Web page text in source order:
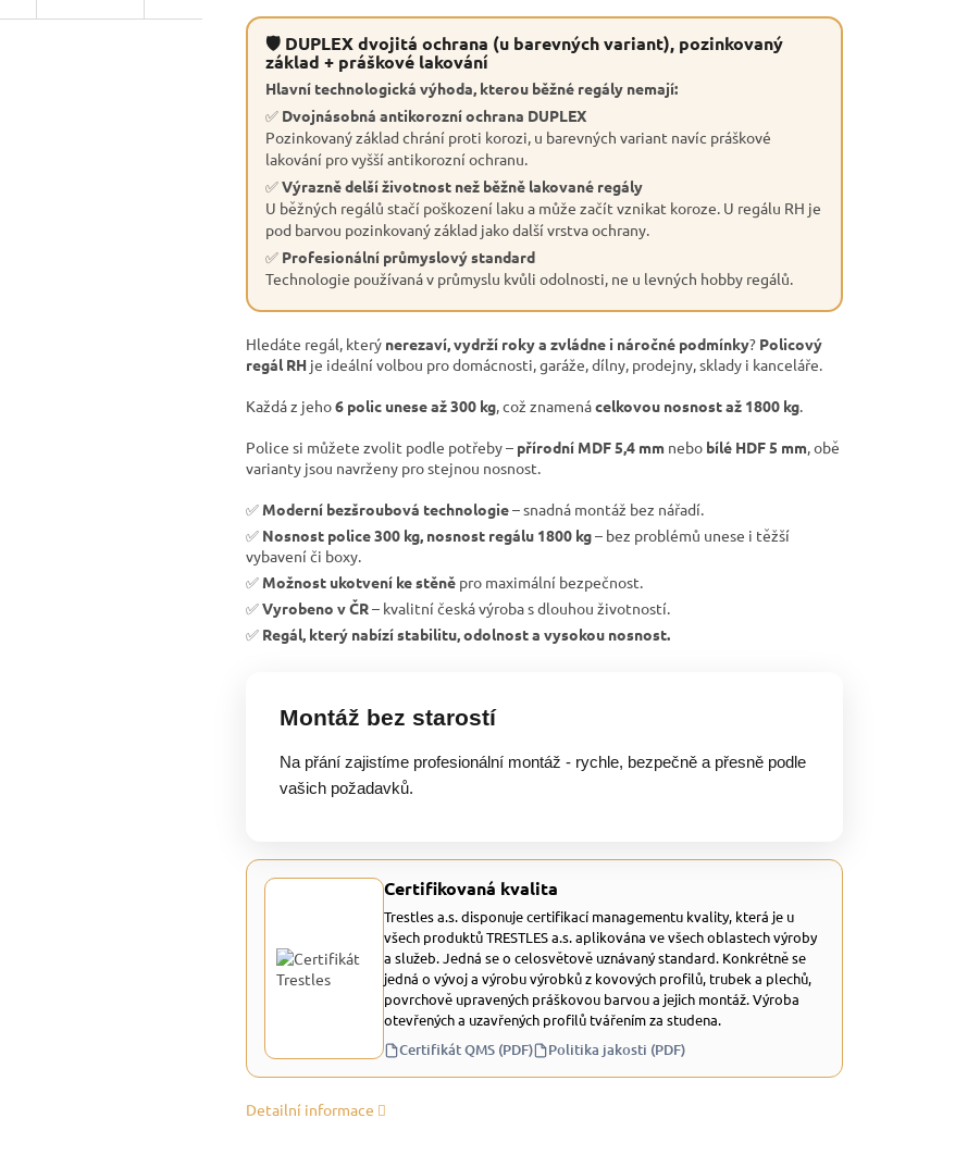
🛡 DUPLEX dvojitá ochrana (u barevných variant), pozinkovaný
základ + práškové lakování
Hlavní technologická výhoda, kterou běžné regály nemají:
✅ Dvojnásobná antikorozní ochrana DUPLEX
Pozinkovaný základ chrání proti korozi, u barevných variant navíc práškové
lakování pro vyšší antikorozní ochranu.
✅Výrazně delší životnost než běžně lakované regály
U běžných regálů stačí poškození laku a může začít vznikat koroze. U regálu RH je
pod barvou pozinkovaný základ jako další vrstva ochrany.
✅ Profesionální průmyslový standard
Technologie používaná v průmyslu kvůli odolnosti, ne u levných hobby regálů.
Hledáte regál, který nerezaví, vydrží roky a zvládne i náročné podmínky? Policový
regál RH je ideální volbou pro domácnosti, garáže, dílny, prodejny, sklady i kanceláře.
Každá z jeho6 polic unese až 300 kg, což znamenácelkovou nosnost až 1800 kg.
Police si můžete zvolit podle potřeby – přírodní MDF 5,4 mm nebo bílé HDF 5 mm, obě
varianty jsou navrženy pro stejnou nosnost.
✅ Moderní bezšroubová technologie– snadná montáž bez nářadí.
✅ Nosnost police 300 kg, nosnost regálu 1800 kg– bez problémů unese i těžší
vybavení či boxy.
✅ Možnost ukotvení ke stěně pro maximální bezpečnost.
✅Vyrobeno v ČR– kvalitní česká výroba s dlouhou životností.
✅ Regál, který nabízí stabilitu, odolnost a vysokou nosnost.
Montáž bez starostí
Na přání zajistíme profesionální montáž - rychle, bezpečně a přesně podle
vašich požadavků.
Certifikovaná kvalita
Trestles a.s. disponuje certifikací managementu kvality, která je u
všech produktů TRESTLES a.s. aplikována ve všech oblastech výroby
a služeb. Jedná se o celosvětově uznávaný standard. Konkrétně se
jedná o vývoj a výrobu výrobků z kovových profilů, trubek a plechů,
povrchově upravených práškovou barvou a jejich montáž. Výroba
otevřených a uzavřených profilů tvářením za studena.
Certifikát QMS (PDF) Politika jakosti (PDF)
Detailní informace